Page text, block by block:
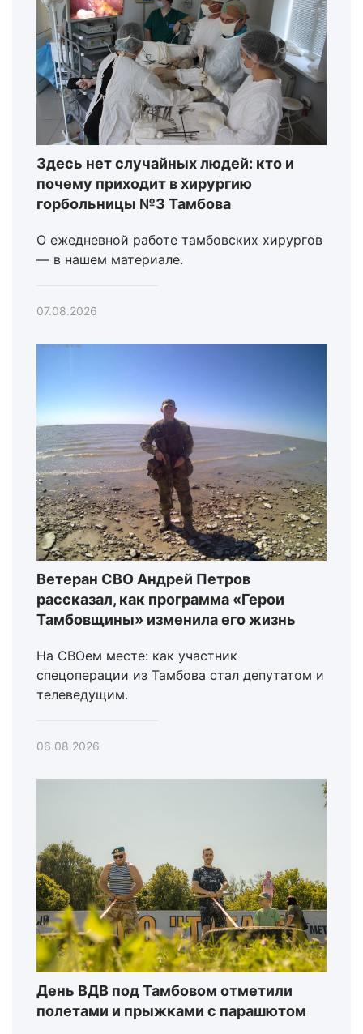
Здесь нет случайных людей: кто и
почему приходит в хирургию
горбольницы №3 Тамбова
О ежедневной работе тамбовских хирургов
— в нашем материале.
07.08.2026
Ветеран СВО Андрей Петров
рассказал, как программа «Герои
Тамбовщины» изменила его жизнь
На СВОем месте: как участник
спецоперации из Тамбова стал депутатом и
телеведущим.
06.08.2026
День ВДВ под Тамбовом отметили
полетами и прыжками с парашютом